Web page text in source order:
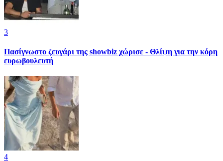
3
Πασίγνωστο ζευγάρι της showbiz χώρισε - Θλίψη για την κόρη
ευρωβουλευτή
4